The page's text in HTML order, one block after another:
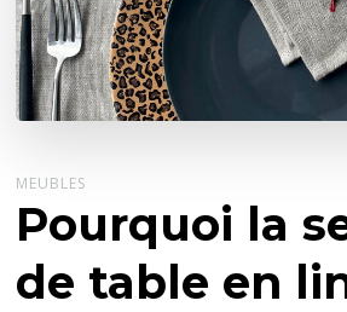
MEUBLES
Pourquoi la
de table en